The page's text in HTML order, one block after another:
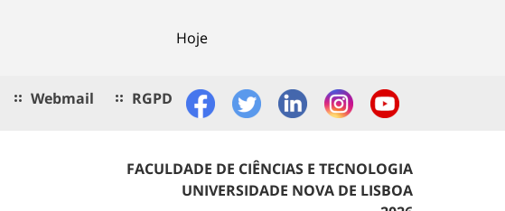
Hoje
Webmail RGPD
FACULDADE DE CIÊNCIAS E TECNOLOGIA
UNIVERSIDADE NOVA DE LISBOA